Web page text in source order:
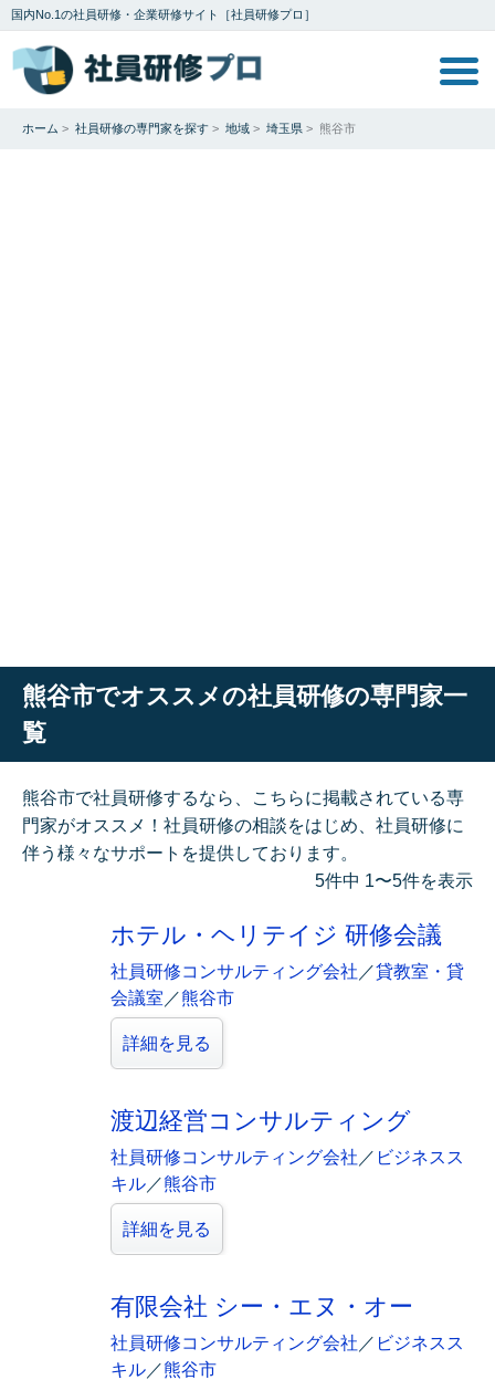
国内No.1の社員研修・企業研修サイト［社員研修プロ］
ホーム > 社員研修の専門家を探す > 地域 > 埼玉県 > 熊谷市
熊谷市でオススメの社員研修の専門家一
覧
熊谷市で社員研修するなら、こちらに掲載されている専
門家がオススメ！社員研修の相談をはじめ、社員研修に
伴う様々なサポートを提供しております。
5件中 1〜5件を表示
ホテル・ヘリテイジ 研修会議
社員研修コンサルティング会社 ／貸教室・貸
会議室 ／熊谷市
詳細を見る
渡辺経営コンサルティング
社員研修コンサルティング会社 ／ ビジネスス
キル／熊谷市
詳細を見る
有限会社 シー・エヌ・オー
社員研修コンサルティング会社 ／ ビジネスス
キル／熊谷市